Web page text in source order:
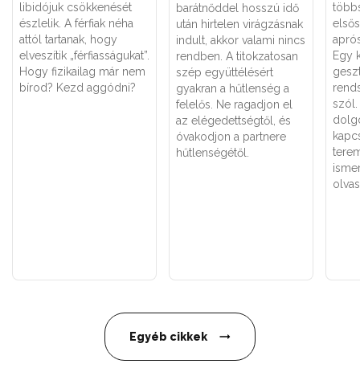
libidójuk csökkenését
észlelik. A férfiak néha
attól tartanak, hogy
elveszítik „férfiasságukat”.
Hogy fizikailag már nem
bírod? Kezd aggódni?
barátnőddel hosszú idő
után hirtelen virágzásnak
indult, akkor valami nincs
rendben. A titokzatosan
szép együttélésért
gyakran a hűtlenség a
felelős. Ne ragadjon el
az elégedettségtől, és
óvakodjon a partnere
hűtlenségétől.
Egy
szól.
Egyéb cikkek